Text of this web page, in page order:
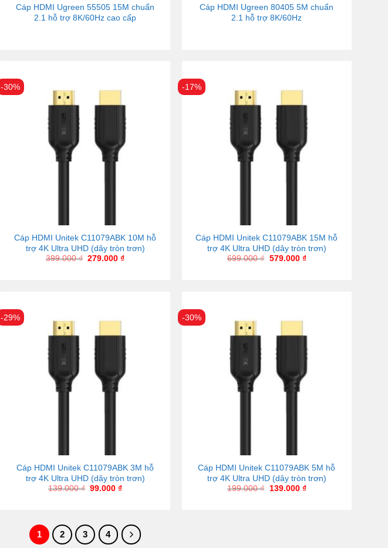
Cáp HDMI Ugreen 55505 15M chuẩn
2.1 hỗ trợ 8K/60Hz cao cấp
Cáp HDMI Ugreen 80405 5M chuẩn
2.1 hỗ trợ 8K/60Hz
-30%
Cáp HDMI Unitek C11079ABK 10M hỗ
trợ 4K Ultra UHD (dây tròn trơn)
399.000₫ 279.000₫
-17%
Cáp HDMI Unitek C11079ABK 15M hỗ
trợ 4K Ultra UHD (dây tròn trơn)
699.000₫ 579.000 ₫
-29%
Cáp HDMI Unitek C11079ABK 3M hỗ
trợ 4K Ultra UHD (dây tròn trơn)
139.000₫ 99.000₫
-30%
Cáp HDMI Unitek C11079ABK 5M hỗ
trợ 4K Ultra UHD (dây tròn trơn)
199.000₫ 139.000 ₫
1 2 3 4